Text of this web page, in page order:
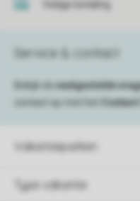
Veilige betaling
Vakantieparken
Type vakantie
Service & contact
Bekijk de veelgestelde
contact op met het